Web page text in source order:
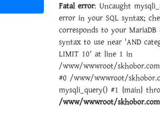
Fatal error: Uncaught
error in your SQL syntax;
corresponds to your
syntax to use near 'AND
LIMIT 10' at line 1 in
/www/wwwroot/
#0 /www/wwwroot/
mysqli_query() #1 {main}
/www/wwwroot/